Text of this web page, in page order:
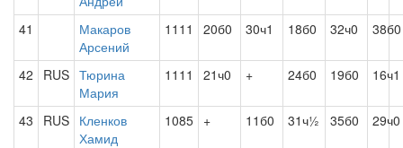
41
Макаров
Арсений
1111 20б0 30ч1 18б0 32ч0 38б0
42 RUS Тюрина
Мария
1111 21ч0 + 24б0 19б0 16ч1
43 RUS Кленков
Хамид
1085 + 11б0 31ч½ 35б0 29ч0